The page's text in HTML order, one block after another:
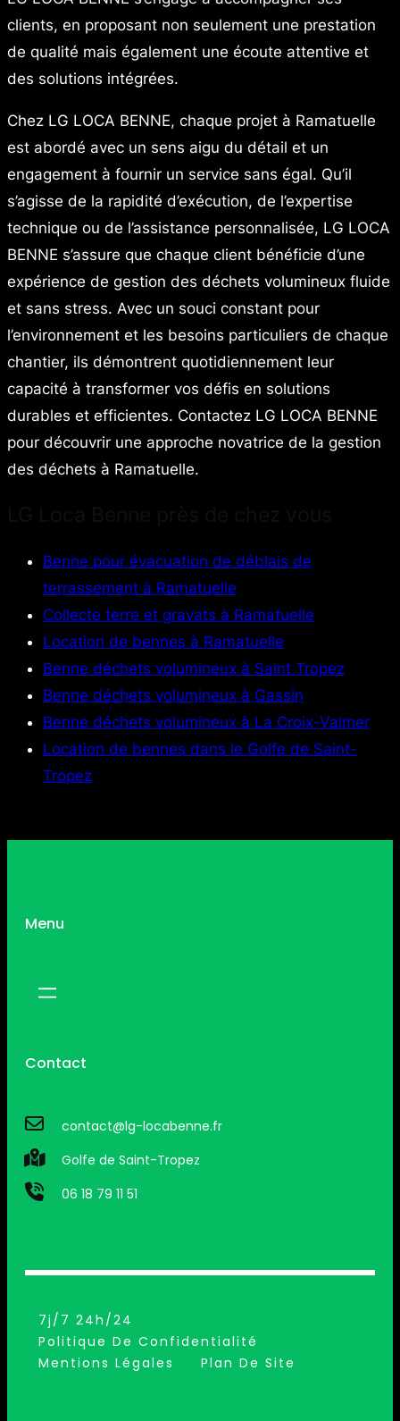
clients, en proposant non seulement une prestation
de qualité mais également une écoute attentive et
des solutions intégrées.
Chez LG LOCA BENNE, chaque projet à Ramatuelle
est abordé avec un sens aigu du détail et un
engagement à fournir un service sans égal. Qu’il
s’agisse de la rapidité d’exécution, de l’expertise
technique ou de l’assistance personnalisée, LG LOCA
BENNE s’assure que chaque client bénéficie d’une
expérience de gestion des déchets volumineux fluide
et sans stress. Avec un souci constant pour
l’environnement et les besoins particuliers de chaque
chantier, ils démontrent quotidiennement leur
capacité à transformer vos défis en solutions
durables et efficientes. Contactez LG LOCA BENNE
pour découvrir une approche novatrice de la gestion
des déchets à Ramatuelle.
Benne pour évacuation de déblais de
terrassement à Ramatuelle
Collecte terre et gravats à Ramatuelle
Location de bennes à Ramatuelle
Benne déchets volumineux à Saint Tropez
Benne déchets volumineux à Gassin
Benne déchets volumineux à La Croix-Valmer
Location de bennes dans le Golfe de Saint-
Tropez
Menu
Contact
contact@lg-locabenne.fr
Golfe de Saint-Tropez
06 18 79 11 51
7j/7 24h/24
Politique De Confidentialité
Mentions Légales
Plan De Site